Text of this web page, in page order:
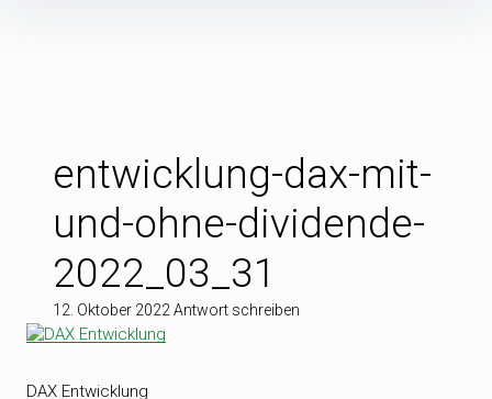
entwicklung-dax-mit-
und-ohne-dividende-
2022_03_31
12. Oktober 2022 Antwort schreiben
DAX Entwicklung